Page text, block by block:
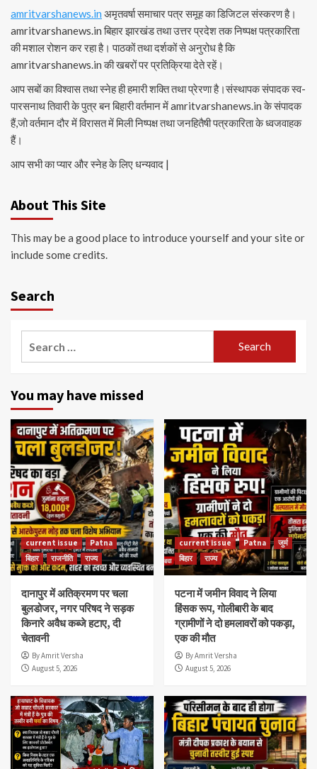
amritvarshanews.in अमृतवर्षा समाचार पत्र समूह का डिजिटल संस्करण है।
amritvarshanews.in बिहार झारखंड तथा उत्तर प्रदेश तक निष्पक्ष पत्रकारिता
की मशाल रोशन कर रहा है। पाठकों तथा दर्शकों से अनुरोध है कि
amritvarshanews.in की खबरों पर प्रतिक्रिया देते रहें।
आप सबों का विश्वास तथा स्नेह ही हमारी शक्ति तथा प्रेरणा है।संस्थापक संपादक स्व-
पारसनाथ तिवारी के पुत्र बन बिहारी वर्तमान में amritvarshanews.in के संपादक
हैं,जो वर्तमान दौर में विरासत में मिली निष्पक्ष तथा जनहितैषी पत्रकारिता के ध्वजवाहक
हैं।
आप सभी का प्यार और स्नेह के लिए धन्यवाद |
About This Site
This may be a good place to introduce yourself and your site or
include some credits.
Search
You may have missed
current issue
Patna
बिहार
राजनीति राज्य
दानापुर में अतिक्रमण पर चला
बुलडोजर, नगर परिषद ने सड़क
किनारे अवैध कब्जे हटाए, दी
चेतावनी
By Amrit Versha
August 5, 2026
current issue Patna
जुर्म
बिहार
राज्य
पटना में जमीन विवाद ने लिया
हिंसक रूप, गोलीबारी के बाद
ग्रामीणों ने दो हमलावरों को पकड़ा,
एक की मौत
By Amrit Versha
August 5, 2026